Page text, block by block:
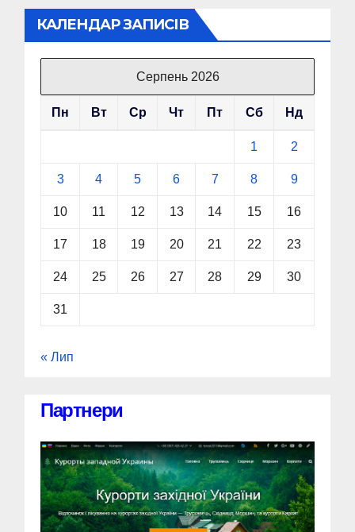
КАЛЕНДАР ЗАПИСІВ
Серпень 2026
Пн Вт Ср Чт Пт Сб Нд
1 2
3 4 5 6 7 8 9
10 11 12 13 14 15 16
17 18 19 20 21 22 23
24 25 26 27 28 29 30
31
« Лип
Партнери